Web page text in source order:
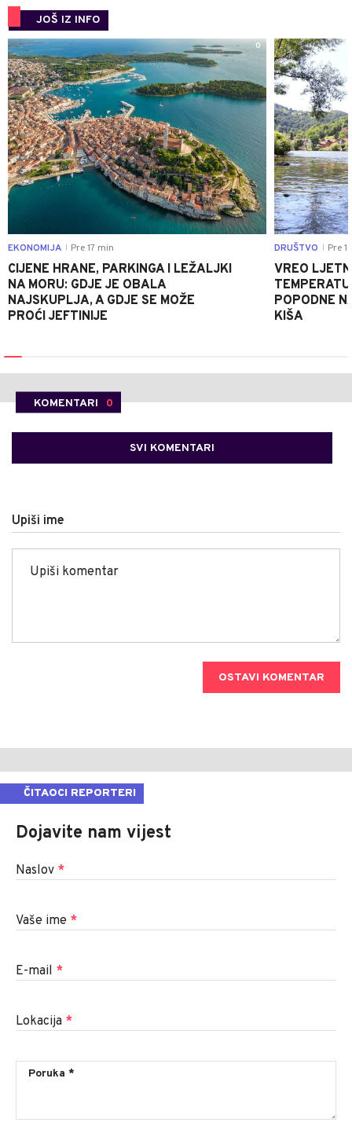
JOŠ IZ INFO
0
EKONOMIJA Pre 17 min
CIJENE HRANE, PARKINGA I LEŽALJKI
NA MORU: GDJE JE OBALA
NAJSKUPLJA, A GDJE SE MOŽE
PROĆI JEFTINIJE
DRUŠTVO Pre
VREO
POPODNE
KIŠA
KOMENTARI 0
SVI KOMENTARI
Upiši ime
OSTAVI KOMENTAR
ČITAOCI REPORTERI
Dojavite nam vijest
Naslov *
Vaše ime *
E-mail *
Lokacija *